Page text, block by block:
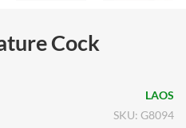
Cock
LAOS
SKU: G8094